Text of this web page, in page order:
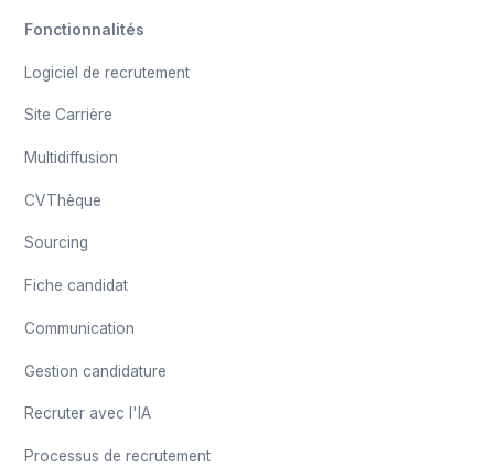
Fonctionnalités
Logiciel de recrutement
Site Carrière
Multidiffusion
CVThèque
Sourcing
Fiche candidat
Communication
Gestion candidature
Recruter avec l'IA
Processus de recrutement